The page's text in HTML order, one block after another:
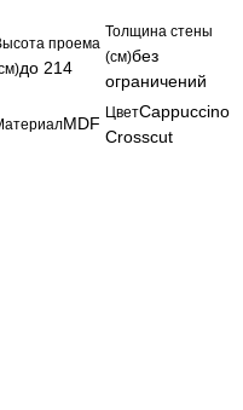
проема
до 214
Толщина стены
(см)без
ограничений
MDF
ЦветCappuccino
Crosscut